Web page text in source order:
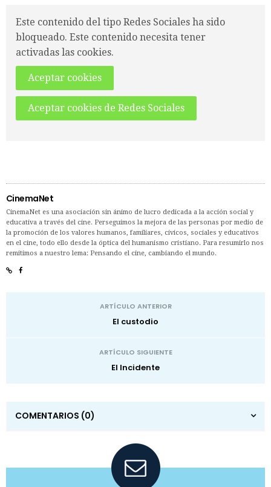
Este contenido del tipo Redes Sociales ha sido
bloqueado. Este contenido necesita tener
activadas las cookies.
Aceptar cookies
Aceptar cookies de Redes Sociales
CinemaNet
CinemaNet es una asociación sin ánimo de lucro dedicada a la acción social y
educativa a través del cine. Perseguimos la mejora de las personas por medio de
la promoción de los valores humanos, familiares, cívicos, sociales y educativos
en el cine, todo ello desde la óptica del humanismo cristiano. Para resumirlo nos
remitimos a nuestro lema: Pensando el cine, cambiando el mundo.
ARTÍCULO ANTERIOR
El custodio
ARTÍCULO SIGUIENTE
El Incidente
COMENTARIOS (0)